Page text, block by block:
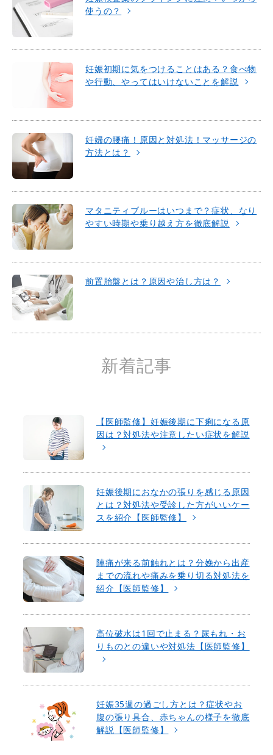
使うの？
妊娠初期に気をつけることはある？食べ物
や行動、やってはいけないことを解説
妊婦の腰痛！原因と対処法！マッサージの
方法とは？
マタニティブルーはいつまで？症状、なり
やすい時期や乗り越え方を徹底解説
前置胎盤とは？原因や治し方は？
新着記事
【医師監修】妊娠後期に下痢になる原
因は？対処法や注意したい症状を解説
妊娠後期におなかの張りを感じる原因
とは？対処法や受診した方がいいケー
スを紹介【医師監修】
陣痛が来る前触れとは？分娩から出産
までの流れや痛みを乗り切る対処法を
紹介【医師監修】
高位破水は1回で止まる？尿もれ・お
りものとの違いや対処法【医師監修】
妊娠35週の過ごし方とは？症状やお
腹の張り具合、赤ちゃんの様子を徹底
解説【医師監修】